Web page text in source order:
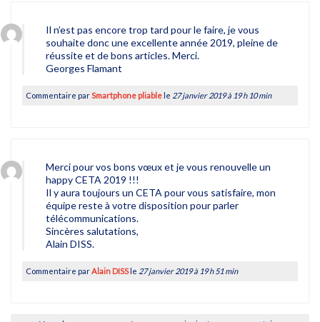
Il n’est pas encore trop tard pour le faire, je vous
souhaite donc une excellente année 2019, pleine de
réussite et de bons articles. Merci.
Georges Flamant
Commentaire parSmartphone pliablele 27 janvier 2019 à 19 h 10 min
Merci pour vos bons vœux et je vous renouvelle un
happy CETA 2019 !!!
Il y aura toujours un CETA pour vous satisfaire, mon
équipe reste à votre disposition pour parler
télécommunications.
Sincères salutations,
Alain DISS.
Commentaire parAlain DISSle 27 janvier 2019 à 19 h 51 min